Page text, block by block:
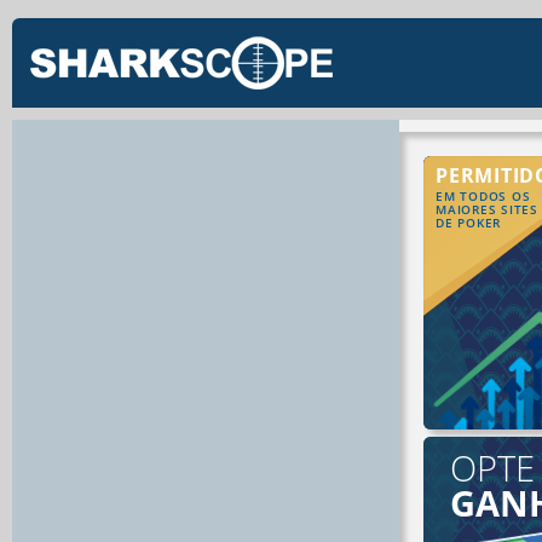
EM TODOS OS
MAIORES SITES
DE POKER